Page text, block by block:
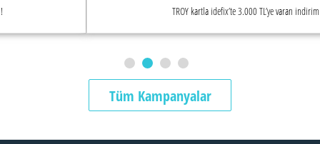
TROY kartla idefix’te 3.000 TL’ye varan indirim!
Tüm Kampanyalar